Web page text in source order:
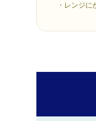
・レンジ